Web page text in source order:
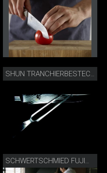
SHUN TRANCHIERBESTECK DMS-200
SCHWERTSCHMIED FUJIWARA KANEFUSA